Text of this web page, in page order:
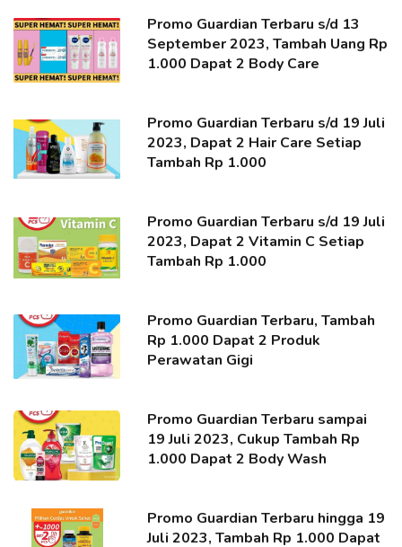
Promo Guardian Terbaru s/d 13
September 2023, Tambah Uang Rp
1.000 Dapat 2 Body Care
Promo Guardian Terbaru s/d 19 Juli
2023, Dapat 2 Hair Care Setiap
Tambah Rp 1.000
Promo Guardian Terbaru s/d 19 Juli
2023, Dapat 2 Vitamin C Setiap
Tambah Rp 1.000
Promo Guardian Terbaru, Tambah
Rp 1.000 Dapat 2 Produk
Perawatan Gigi
Promo Guardian Terbaru sampai
19 Juli 2023, Cukup Tambah Rp
1.000 Dapat 2 Body Wash
Promo Guardian Terbaru hingga 19
Juli 2023, Tambah Rp 1.000 Dapat